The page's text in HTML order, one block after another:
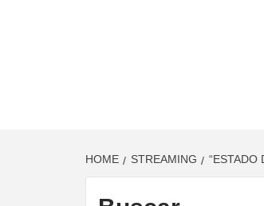
HOME STREAMING “ESTADO